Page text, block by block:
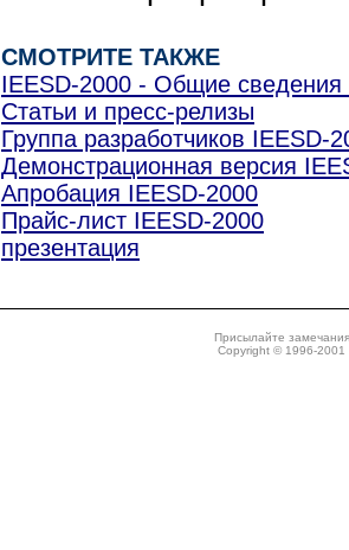
СМОТРИТЕ ТАКЖЕ
IEESD-2000 - Общие сведения
Статьи и пресс-релизы
Группа разработчиков IEESD-
Демонстрационная версия
Апробация IEESD-2000
Прайс-лист IEESD-2000
презентация
Присылайте
Copyright © 1996-2001